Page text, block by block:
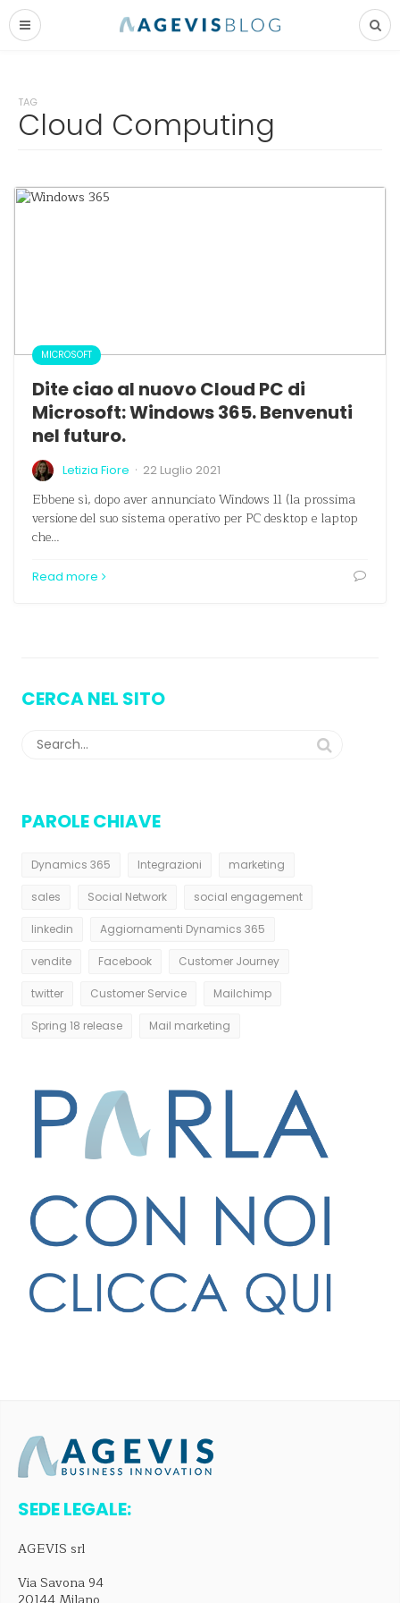
TAG
Cloud Computing
MICROSOFT
Dite ciao al nuovo Cloud PC di
Microsoft: Windows 365. Benvenuti
nel futuro.
Letizia Fiore · 22 Luglio 2021
Ebbene sì, dopo aver annunciato Windows 11 (la prossima
versione del suo sistema operativo per PC desktop e laptop
che…
Read more
CERCA NEL SITO
PAROLE CHIAVE
Dynamics 365 Integrazioni marketing
sales Social Network social engagement
linkedin Aggiornamenti Dynamics 365
vendite Facebook Customer Journey
twitter Customer Service Mailchimp
Spring 18 release Mail marketing
SEDE LEGALE:
AGEVIS srl
Via Savona 94